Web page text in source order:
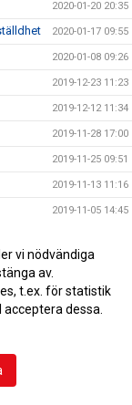
2020-01-20 20:35
2020-01-17 09:55
2020-01-08 09:26
2019-12-23 11:23
2019-12-12 11:34
2019-11-28 17:00
2019-11-25 09:51
2019-11-13 11:16
2019-11-05 14:45
2019-10-12 19:18
2019-10-03 13:55
2019-10-03 11:43
vi nödvändiga
av.
t.ex. för statistik
dessa.